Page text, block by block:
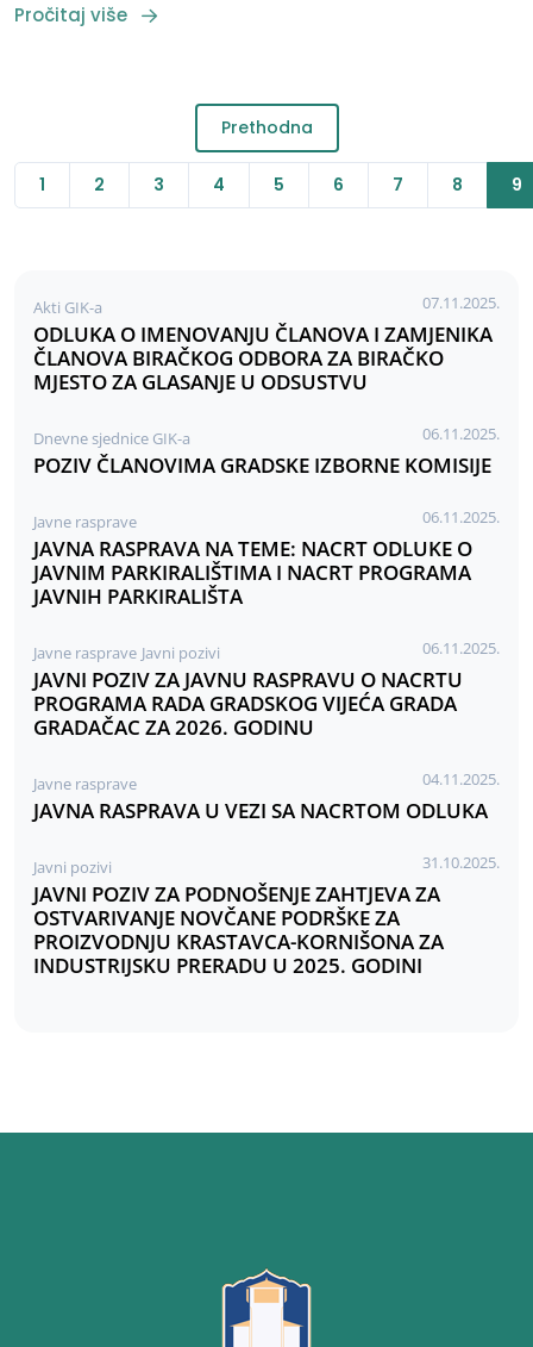
Pročitaj više
Prethodna
1 2 3 4 5 6 7 8 9
Akti GIK-a 07.11.2025.
ODLUKA O IMENOVANJU ČLANOVA I ZAMJENIKA
ČLANOVA BIRAČKOG ODBORA ZA BIRAČKO
MJESTO ZA GLASANJE U ODSUSTVU
Dnevne sjednice GIK-a 06.11.2025.
POZIV ČLANOVIMA GRADSKE IZBORNE KOMISIJE
Javne rasprave 06.11.2025.
JAVNA RASPRAVA NA TEME: NACRT ODLUKE O
JAVNIM PARKIRALIŠTIMA I NACRT PROGRAMA
JAVNIH PARKIRALIŠTA
Javne rasprave Javni pozivi 06.11.2025.
JAVNI POZIV ZA JAVNU RASPRAVU O NACRTU
PROGRAMA RADA GRADSKOG VIJEĆA GRADA
GRADAČAC ZA 2026. GODINU
Javne rasprave 04.11.2025.
JAVNA RASPRAVA U VEZI SA NACRTOM ODLUKA
Javni pozivi 31.10.2025.
JAVNI POZIV ZA PODNOŠENJE ZAHTJEVA ZA
OSTVARIVANJE NOVČANE PODRŠKE ZA
PROIZVODNJU KRASTAVCA-KORNIŠONA ZA
INDUSTRIJSKU PRERADU U 2025. GODINI